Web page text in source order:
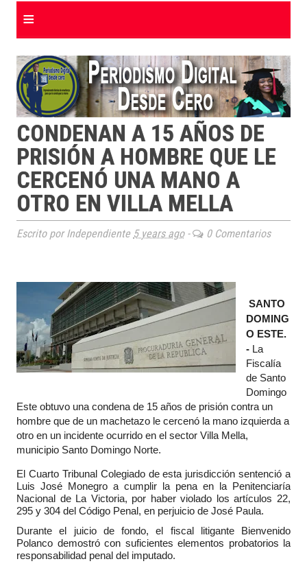
≡
CONDENAN A 15 AÑOS DE
PRISIÓN A HOMBRE QUE LE
CERCENÓ UNA MANO A
OTRO EN VILLA MELLA
Escrito por Independiente 5 years ago- 0 Comentarios
SANTO
DOMING
O ESTE.
- La
Fiscalía
de Santo
Domingo
Este obtuvo una condena de 15 años de prisión contra un
hombre que de un machetazo le cercenó la mano izquierda a
otro en un incidente ocurrido en el sector Villa Mella,
municipio Santo Domingo Norte.
El Cuarto Tribunal Colegiado de esta jurisdicción sentenció a
Luis José Monegro a cumplir la pena en la Penitenciaría
Nacional de La Victoria, por haber violado los artículos 22,
295 y 304 del Código Penal, en perjuicio de José Paula.
Durante el juicio de fondo, el fiscal litigante Bienvenido
Polanco demostró con suficientes elementos probatorios la
responsabilidad penal del imputado.